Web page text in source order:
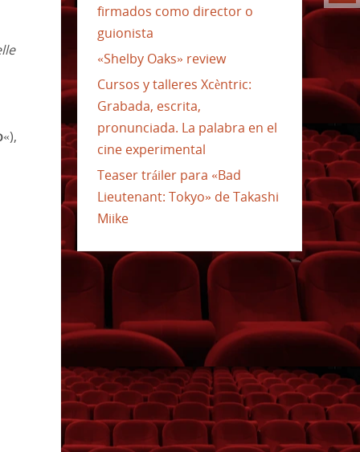
«),
firmados como director o
guionista
«Shelby Oaks» review
Cursos y talleres Xcèntric:
Grabada, escrita,
pronunciada. La palabra en el
cine experimental
Teaser tráiler para «Bad
Lieutenant: Tokyo» de Takashi
Miike